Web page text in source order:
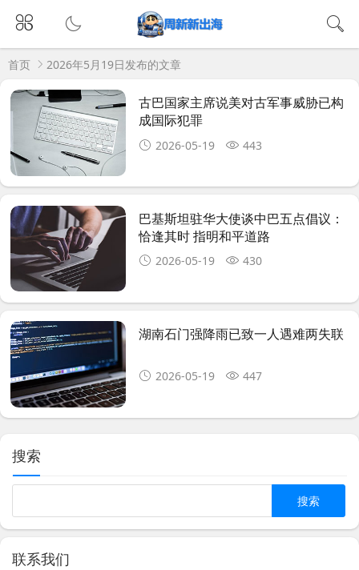
首页 2026年5月19日发布的文章
古巴国家主席说美对古军事威胁已构
成国际犯罪
2026-05-19 443
巴基斯坦驻华大使谈中巴五点倡议：
恰逢其时 指明和平道路
2026-05-19 430
湖南石门强降雨已致一人遇难两失联
2026-05-19 447
搜索
联系我们